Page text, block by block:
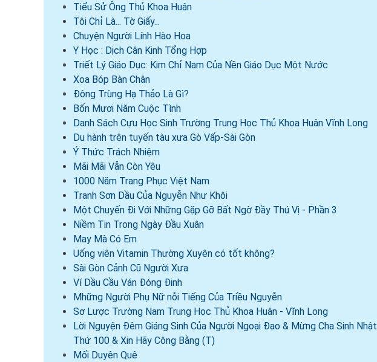
Tiểu Sử Ông Thủ Khoa Huân
Tôi Chỉ Là... Tờ Giấy...
Chuyện Người Lính Hào Hoa
Y Học : Dịch Cân Kinh Tổng Hợp
Triết Lý Giáo Dục: Kim Chỉ Nam Của Nền Giáo Dục Một Nước
Xoa Bóp Bàn Chân
Đông Trùng Hạ Thảo Là Gì?
Bốn Mươi Năm Cuộc Tình
Danh Sách Cựu Học Sinh Trường Trung Học Thủ Khoa Huân Vĩnh Long
Du hành trên tuyến tàu xưa Gò Vấp-Sài Gòn
Ý Thức Trách Nhiệm
Mãi Mãi Vẫn Còn Yêu
1000 Năm Trang Phục Việt Nam
Tranh Sơn Dầu Của Nguyễn Như Khôi
Một Chuyến Đi Với Những Gặp Gỡ Bất Ngờ Đầy Thú Vị - Phần 3
Niềm Tin Trong Ngày Đầu Xuân
May Mà Có Em
Uống viên Vitamin Thường Xuyên có tốt không?
Sài Gòn Cảnh Cũ Người Xưa
Ví Dầu Cầu Ván Đóng Đinh
Mhững Người Phụ Nữ nỗi Tiếng Của Triều Nguyễn
Sơ Lược Trường Nam Trung Học Thủ Khoa Huân - Vĩnh Long
Lời Nguyện Đêm Giáng Sinh Của Người Ngoại Đạo & Mừng Cha Sinh Nhật
Thứ 100 & Xin Hãy Công Bằng (T)
Mối Duyên Quê